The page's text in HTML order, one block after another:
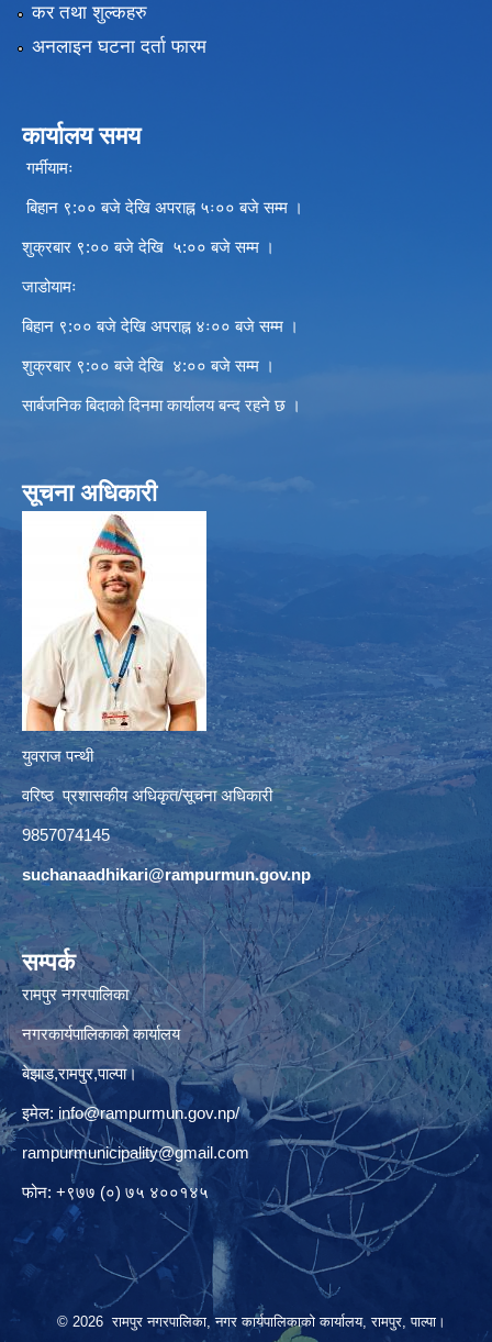
कर तथा शुल्कहरु
अनलाइन घटना दर्ता फारम
कार्यालय समय
गर्मीयामः
बिहान ९:०० बजे देखि अपराह्न ५ः०० बजे सम्म ।
शुक्रबार ९:०० बजे देखि ५:०० बजे सम्म ।
जाडोयामः
बिहान ९:०० बजे देखि अपराह्न ४ः०० बजे सम्म ।
शुक्रबार ९:०० बजे देखि ४:०० बजे सम्म ।
सार्बजनिक बिदाको दिनमा कार्यालय बन्द रहने छ ।
सूचना अधिकारी
युवराज पन्थी
वरिष्ठ प्रशासकीय अधिकृत/सूचना अधिकारी
9857074145
suchanaadhikari@rampurmun.gov.np
सम्पर्क
रामपुर नगरपालिका
नगरकार्यपालिकाको कार्यालय
बेझाड,रामपुर,पाल्पा।
इमेल: info@rampurmun.gov.np/
rampurmunicipality@gmail.com
फोन: +९७७ (०) ७५ ४००१४५
© 2026 रामपुर नगरपालिका, नगर कार्यपालिकाको कार्यालय, रामपुर, पाल्पा।